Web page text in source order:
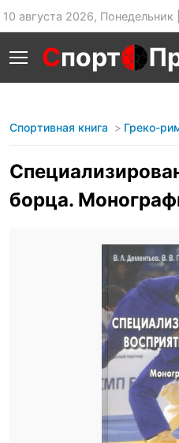
10 августа 2026,
Спорт
Спортивная книга Греко-
борца.